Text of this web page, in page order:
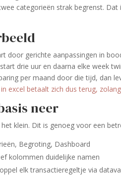
categorieën strak begrenst.
door gerichte aanpassingen in
drie uur en daarna elke week
per maand door die tijd, dan
excel betaalt zich dus terug,
neer
klein. Dit is genoeg voor een
Begroting, Dashboard
kolommen duidelijke namen
elk transactieregeltje via